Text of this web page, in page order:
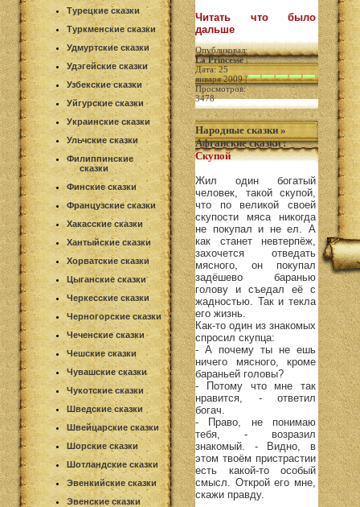
Турецкие сказки
Туркменские сказки
Удмуртские сказки
Удэгейские сказки
Узбекские сказки
Уйгурские сказки
Украинские сказки
Ульчские сказки
Филиппинские
сказки
Финские сказки
Французские сказки
Хакасские сказки
Хантыйские сказки
Хорватские сказки
Цыганские сказки
Черкесские сказки
Черногорские сказки
Чеченские сказки
Чешские сказки
Чувашские сказки
Чукотские сказки
Шведские сказки
Швейцарские сказки
Шорские сказки
Шотландские сказки
Эвенкийские сказки
Эвенские сказки
Читать что было
дальше
Опубликовал:
La Princesse|
Дата: 25
января 2009 |
Просмотров:
3478
Народные сказки »
Афганские сказки:
Скупой
Жил один богатый
человек, такой скупой,
что по великой своей
скупости мяса никогда
не покупал и не ел. А
как станет невтерпёж,
захочется отведать
мясного, он покупал
задёшево баранью
голову и съедал её с
жадностью. Так и текла
его жизнь.
Как-то один из знакомых
спросил скупца:
- А почему ты не ешь
ничего мясного, кроме
бараньей головы?
- Потому что мне так
нравится, - ответил
богач.
- Право, не понимаю
тебя, - возразил
знакомый. - Видно, в
этом твоём пристрастии
есть какой-то особый
смысл. Открой его мне,
скажи правду.